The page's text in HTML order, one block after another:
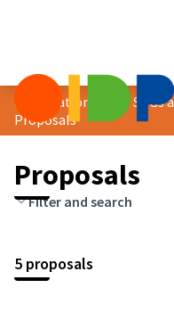
Localization of the SDGs
Proposals
Proposals
Filter and search
5 proposals